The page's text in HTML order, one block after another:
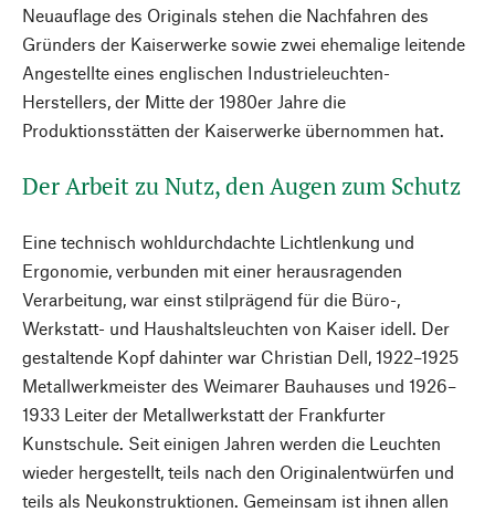
Neuauflage des Originals stehen die Nachfahren des
Gründers der Kaiserwerke sowie zwei ehemalige leitende
Angestellte eines englischen Industrieleuchten-
Herstellers, der Mitte der 1980er Jahre die
Produktionsstätten der Kaiserwerke übernommen hat.
Der Arbeit zu Nutz, den Augen zum Schutz
Eine technisch wohldurchdachte Lichtlenkung und
Ergonomie, verbunden mit einer herausragenden
Verarbeitung, war einst stilprägend für die Büro-,
Werkstatt- und Haushaltsleuchten von Kaiser idell. Der
gestaltende Kopf dahinter war Christian Dell, 1922–1925
Metallwerkmeister des Weimarer Bauhauses und 1926–
1933 Leiter der Metallwerkstatt der Frankfurter
Kunstschule. Seit einigen Jahren werden die Leuchten
wieder hergestellt, teils nach den Originalentwürfen und
teils als Neukonstruktionen. Gemeinsam ist ihnen allen